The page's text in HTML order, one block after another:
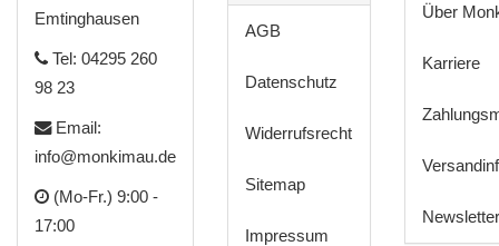
Emtinghausen
Tel: 04295 260
98 23
Email:
info@monkimau.de
(Mo-Fr.) 9:00 -
17:00
AGB
Datenschutz
Widerrufsrecht
Sitemap
Impressum
Über
Karriere
Newsletter